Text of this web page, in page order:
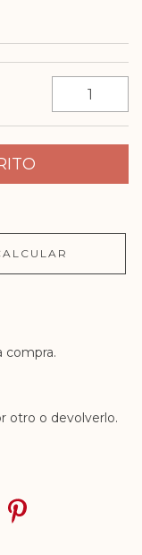
compra.
otro o devolverlo.